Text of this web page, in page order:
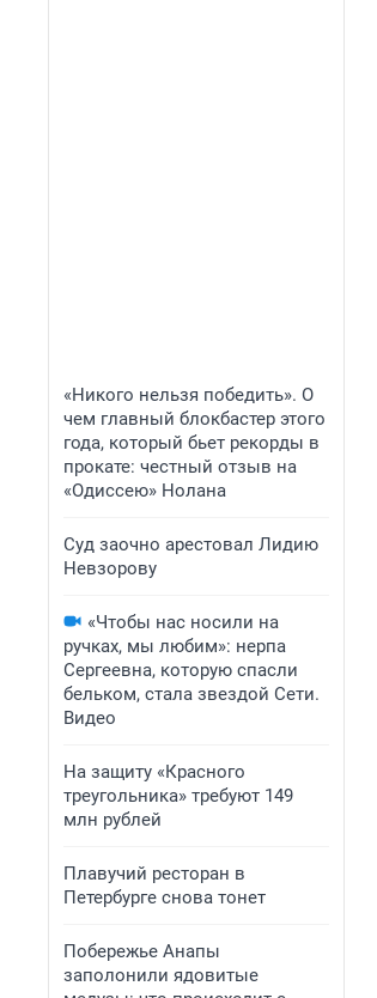
«Никого нельзя победить». О
чем главный блокбастер этого
года, который бьет рекорды в
прокате: честный отзыв на
«Одиссею» Нолана
Суд заочно арестовал Лидию
Невзорову
«Чтобы нас носили на
ручках, мы любим»: нерпа
Сергеевна, которую спасли
бельком, стала звездой Сети.
Видео
На защиту «Красного
треугольника» требуют 149
млн рублей
Плавучий ресторан в
Петербурге снова тонет
Побережье Анапы
заполонили ядовитые